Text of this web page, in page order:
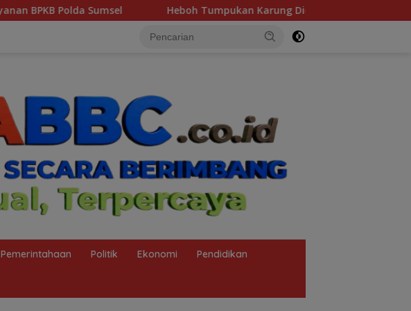
Heboh Tumpukan Karung Diduga Pasir Timah di Pos AL Manggar, Danlanal
Pemerintahaan Politik Ekonomi Pendidikan